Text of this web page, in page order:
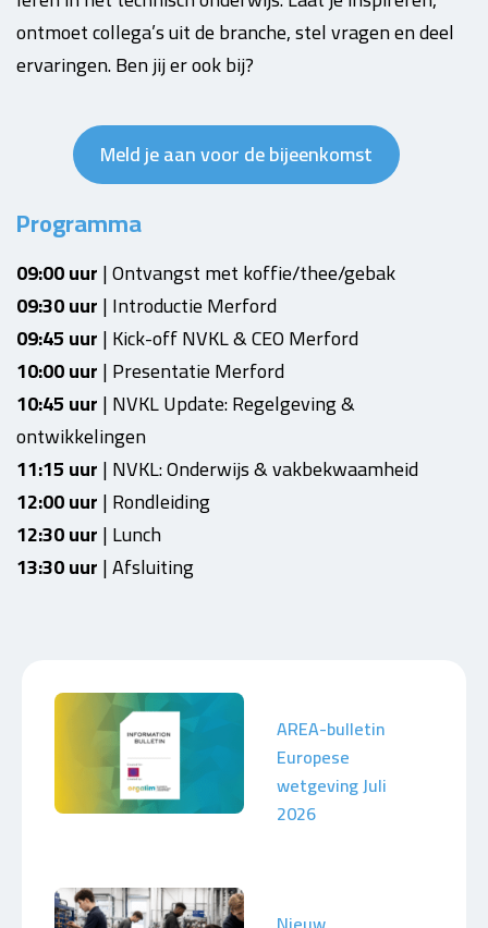
ontmoet collega’s uit de branche, stel vragen en deel
ervaringen. Ben jij er ook bij?
Meld je aan voor de bijeenkomst
Programma
09:00 uur| Ontvangst met koffie/thee/gebak
09:30 uur| Introductie Merford
09:45 uur| Kick-off NVKL & CEO Merford
10:00 uur| Presentatie Merford
10:45 uur| NVKL Update: Regelgeving &
ontwikkelingen
11:15 uur| NVKL: Onderwijs & vakbekwaamheid
12:00 uur| Rondleiding
12:30 uur| Lunch
13:30 uur| Afsluiting
AREA-bulletin
Europese
wetgeving Juli
2026